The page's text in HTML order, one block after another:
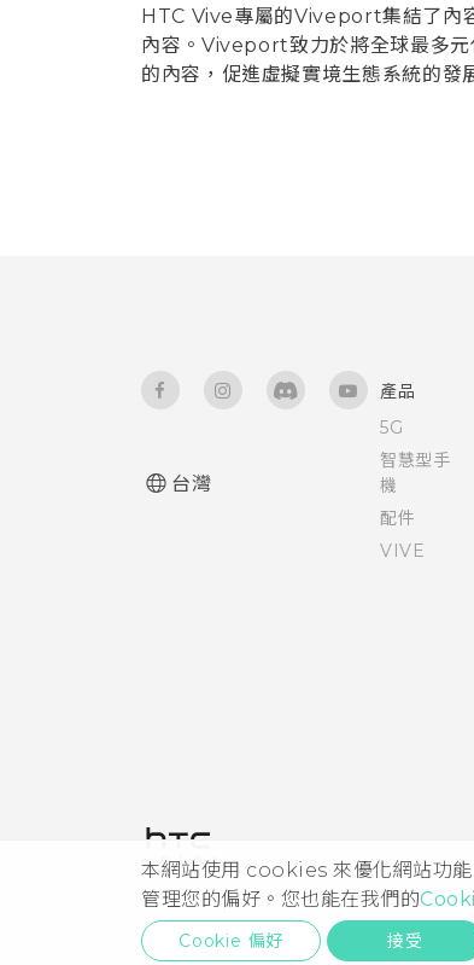
本網站使用 cookies 來優化網站功
管理您的偏好。您也能在我們的
Cookie 偏好 接受
HTC Vive專屬的Viveport集結了內
內容。Viveport致力於將全球最多元
的內容，促進虛擬實境生態系統的發
台灣
產品
5G
智慧型手
機
配件
VIVE